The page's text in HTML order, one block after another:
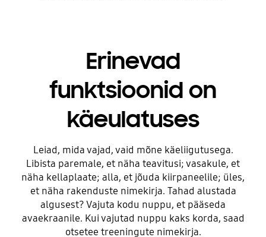
Erinevad
funktsioonid on
käeulatuses
Leiad, mida vajad, vaid mõne käeliigutusega.
Libista paremale, et näha teavitusi; vasakule, et
näha kellaplaate; alla, et jõuda kiirpaneelile; üles,
et näha rakenduste nimekirja. Tahad alustada
algusest? Vajuta kodu nuppu, et pääseda
avaekraanile. Kui vajutad nuppu kaks korda, saad
otsetee treeningute nimekirja.